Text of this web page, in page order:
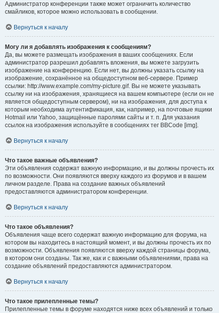
Администратор конференции также может ограничить количество
смайликов, которое можно использовать в сообщении.
Вернуться к началу
Могу ли я добавлять изображения к сообщениям?
Да, вы можете размещать изображения в ваших сообщениях. Если
администратор разрешил добавлять вложения, вы можете загрузить
изображение на конференцию. Если нет, вы должны указать ссылку на
изображение, сохранённое на общедоступном веб-сервере. Пример
ссылки: http://www.example.com/my-picture.gif. Вы не можете указывать
ссылку ни на изображения, хранящиеся на вашем компьютере (если он не
является общедоступным сервером), ни на изображения, для доступа к
которым необходима аутентификация, как, например, на почтовые ящики
Hotmail или Yahoo, защищённые паролями сайты и т. п. Для указания
ссылок на изображения используйте в сообщениях тег BBCode [img].
Вернуться к началу
Что такое важные объявления?
Эти объявления содержат важную информацию, и вы должны прочесть их
по возможности. Они появляются вверху каждого из форумов и в вашем
личном разделе. Права на создание важных объявлений
предоставляются администратором конференции.
Вернуться к началу
Что такое объявления?
Объявления чаще всего содержат важную информацию для форума, на
котором вы находитесь в настоящий момент, и вы должны прочесть их по
возможности. Объявления появляются вверху каждой страницы форума,
в котором они созданы. Так же, как и с важными объявлениями, права на
создание объявлений предоставляются администратором.
Вернуться к началу
Что такое прилепленные темы?
Прилепленные темы в форуме находятся ниже всех объявлений и только